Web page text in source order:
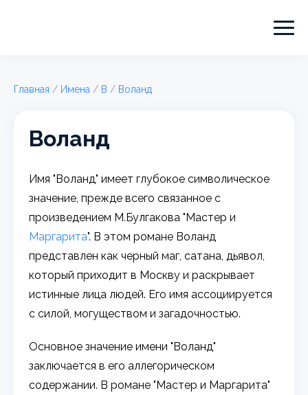
Главная / Имена / В / Воланд
Воланд
Имя "Воланд" имеет глубокое символическое
значение, прежде всего связанное с
произведением М.Булгакова "Мастер и
Маргарита". В этом романе Воланд
представлен как черный маг, сатана, дьявол,
который приходит в Москву и раскрывает
истинные лица людей. Его имя ассоциируется
с силой, могуществом и загадочностью.
Основное значение имени "Воланд"
заключается в его аллегорическом
содержании. В романе "Мастер и Маргарита"